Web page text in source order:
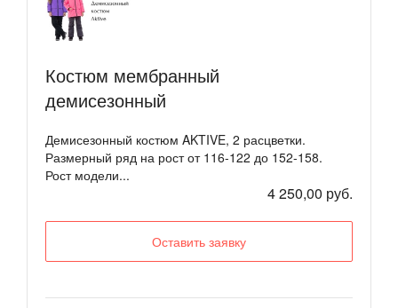
Костюм мембранный
демисезонный
Демисезонный костюм AKTIVE, 2 расцветки.
Размерный ряд на рост от 116-122 до 152-158.
Рост модели...
4 250,00 руб.
Оставить заявку